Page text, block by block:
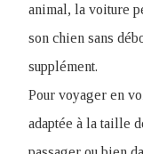
animal, la voiture
son chien sans
supplément.
Pour voyager en
adaptée à la taille